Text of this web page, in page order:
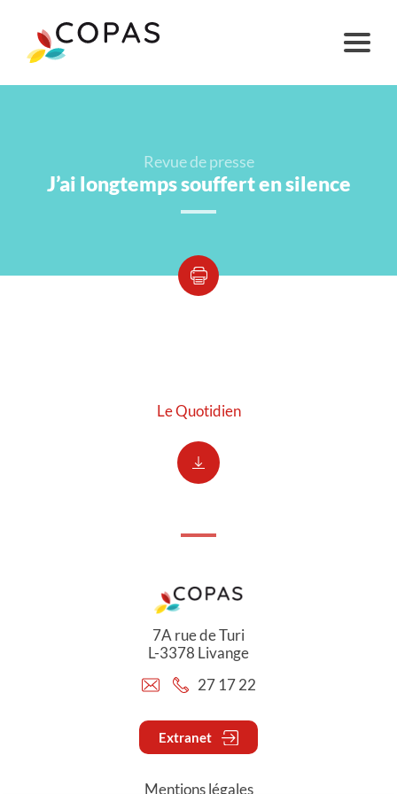
Revue de presse
J’ai longtemps souffert en silence
Le Quotidien
7A rue de Turi
L-3378 Livange
27 17 22
Extranet
Mentions légales